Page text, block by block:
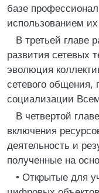
базе
использованием
В третьей главе
развития сетевых
эволюция
сетевого общения,
социализации
В четвертой
включения
деятельность и
полученные на
• Открытые для